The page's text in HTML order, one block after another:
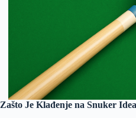
Zašto Je Klađenje na Snuker